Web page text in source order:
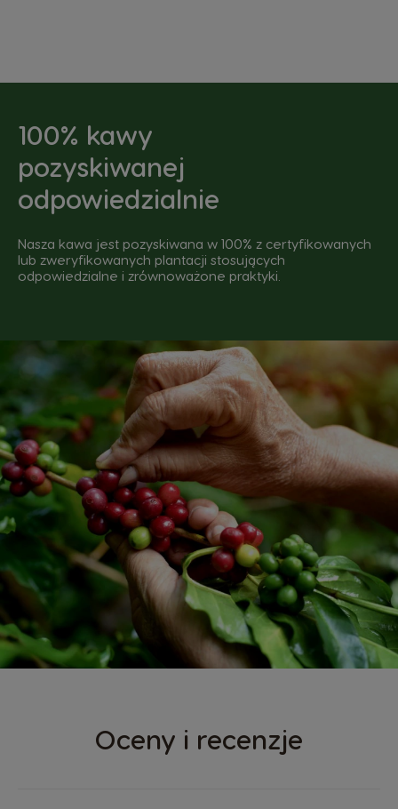
100% kawy
pozyskiwanej
odpowiedzialnie
Nasza kawa jest pozyskiwana w 100% z certyfikowanych
lub zweryfikowanych plantacji stosujących
odpowiedzialne i zrównoważone praktyki.
Oceny i recenzje